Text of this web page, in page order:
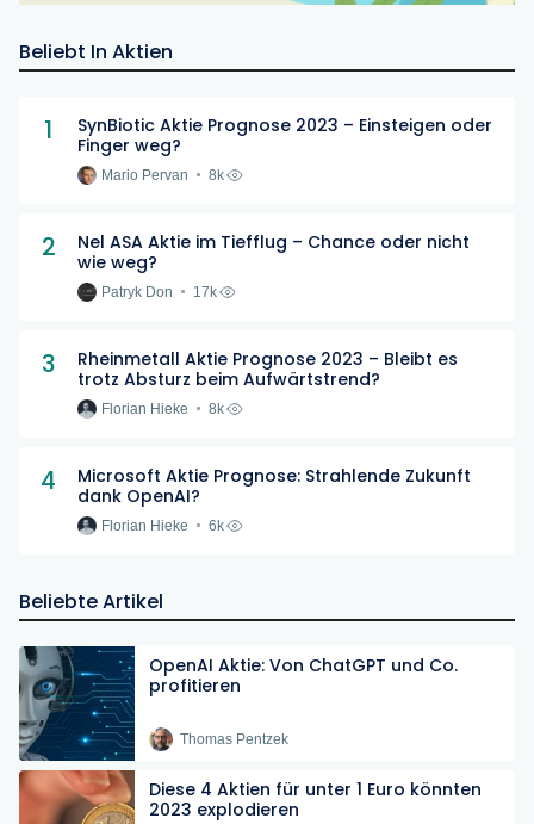
Beliebt In Aktien
1
SynBiotic Aktie Prognose 2023 – Einsteigen oder
Finger weg?
Mario Pervan 8k
2
Nel ASA Aktie im Tiefflug – Chance oder nicht
wie weg?
Patryk Don 17k
3
Rheinmetall Aktie Prognose 2023 – Bleibt es
trotz Absturz beim Aufwärtstrend?
Florian Hieke 8k
4
Microsoft Aktie Prognose: Strahlende Zukunft
dank OpenAI?
Florian Hieke 6k
Beliebte Artikel
OpenAI Aktie: Von ChatGPT und Co.
profitieren
Thomas Pentzek
Diese 4 Aktien für unter 1 Euro könnten
2023 explodieren